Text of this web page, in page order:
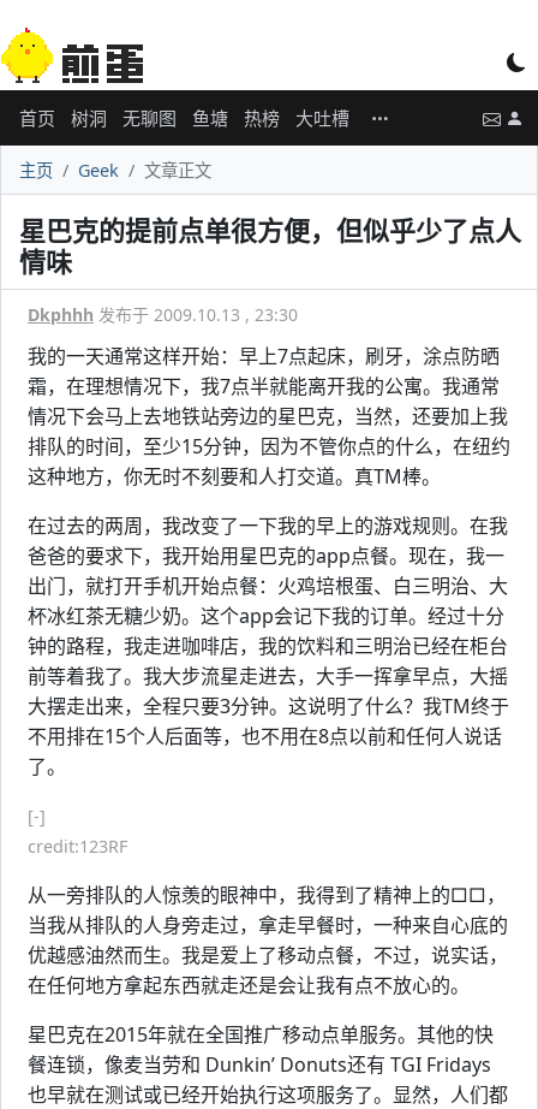
首页 树洞 无聊图 鱼塘 热榜 大吐槽
主页 Geek 文章正文
星巴克的提前点单很方便，但似乎少了点人
情味
Dkphhh 发布于 2009.10.13 , 23:30
我的一天通常这样开始：早上7点起床，刷牙，涂点防晒
霜，在理想情况下，我7点半就能离开我的公寓。我通常
情况下会马上去地铁站旁边的星巴克，当然，还要加上我
排队的时间，至少15分钟，因为不管你点的什么，在纽约
这种地方，你无时不刻要和人打交道。真TM棒。
在过去的两周，我改变了一下我的早上的游戏规则。在我
爸爸的要求下，我开始用星巴克的app点餐。现在，我一
出门，就打开手机开始点餐：火鸡培根蛋、白三明治、大
杯冰红茶无糖少奶。这个app会记下我的订单。经过十分
钟的路程，我走进咖啡店，我的饮料和三明治已经在柜台
前等着我了。我大步流星走进去，大手一挥拿早点，大摇
大摆走出来，全程只要3分钟。这说明了什么？我TM终于
不用排在15个人后面等，也不用在8点以前和任何人说话
了。
[-]
credit:123RF
从一旁排队的人惊羡的眼神中，我得到了精神上的□□，
当我从排队的人身旁走过，拿走早餐时，一种来自心底的
优越感油然而生。我是爱上了移动点餐，不过，说实话，
在任何地方拿起东西就走还是会让我有点不放心的。
星巴克在2015年就在全国推广移动点单服务。其他的快
餐连锁，像麦当劳和 Dunkin’ Donuts还有 TGI Fridays
也早就在测试或已经开始执行这项服务了。显然，人们都